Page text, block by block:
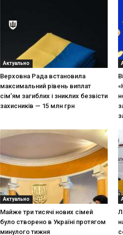
Актуально
Верховна Рада встановила
максимальний рівень виплат
сім’ям загиблих і зниклих безвісти
захисників — 15 млн грн
Актуально
Майже три тисячі нових сімей
було створено в Україні протягом
минулого тижня